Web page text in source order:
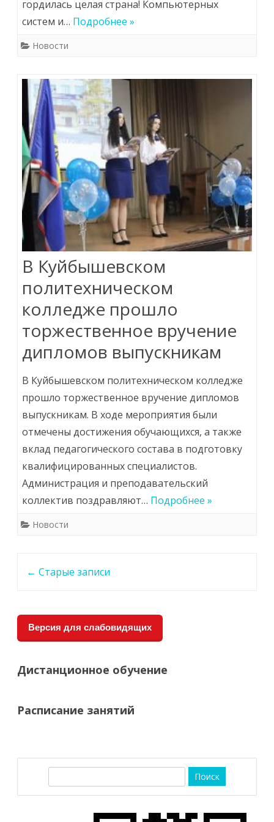
гордилась целая страна! Компьютерных
систем и… Подробнее »
Новости
В Куйбышевском
политехническом
колледже прошло
торжественное вручение
дипломов выпускникам
В Куйбышевском политехническом колледже
прошло торжественное вручение дипломов
выпускникам. В ходе мероприятия были
отмечены достижения обучающихся, а также
вклад педагогического состава в подготовку
квалифицированных специалистов.
Администрация и преподавательский
коллектив поздравляют… Подробнее »
Новости
← Старые записи
Версия для слабовидящих
Дистанционное обучение
Расписание занятий